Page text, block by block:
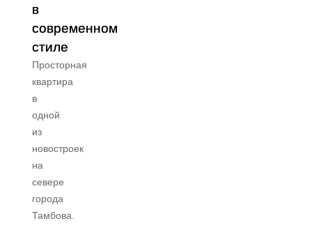
в
современном
стиле
Просторная
квартира
в
одной
из
новостроек
на
севере
города
Тамбова.